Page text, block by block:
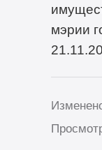
мэрии